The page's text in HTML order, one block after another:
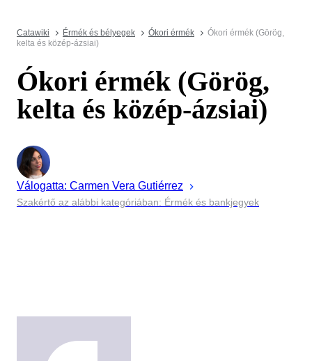
Catawiki Érmék és bélyegek Ókori érmék
Ókori érmék (Görög,
kelta és közép-ázsiai)
Ókori érmék (Görög,
kelta és közép-ázsiai)
Válogatta: Carmen Vera Gutiérrez
Szakértő az alábbi kategóriában: Érmék és bankjegyek